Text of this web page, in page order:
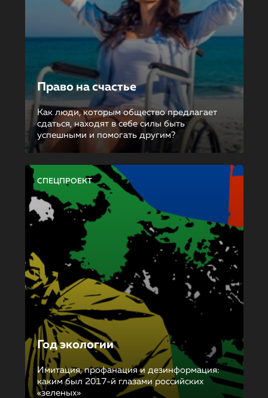
Право на счастье
Как люди, которым общество предлагает
сдаться, находят в себе силы быть
успешными и помогать другим?
СПЕЦПРОЕКТ
Год экологии
Имитация, профанация и дезинформация:
каким был 2017-й глазами российских
«зеленых»